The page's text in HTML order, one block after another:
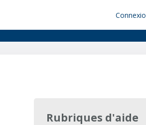
Rubriques d'aide